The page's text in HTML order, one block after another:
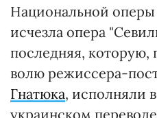
Национальной
исчезла опера
последняя, которую,
волю режиссера-
Гнатюка, исполняли
украинском